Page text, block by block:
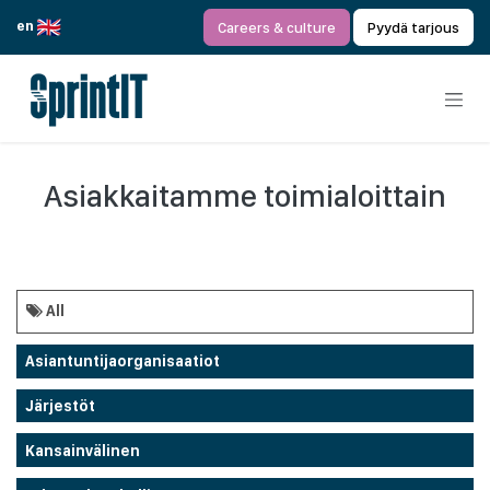
en
Careers & culture Pyydä tarjous
Asiakkaitamme toimialoittain
All
Asiantuntijaorganisaatiot
Järjestöt
Kansainvälinen